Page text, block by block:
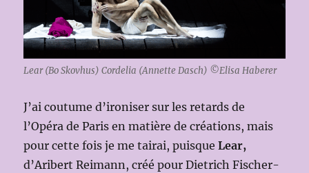
Lear (Bo Skovhus) Cordelia (Annette Dasch) ©Elisa Haberer
J’ai coutume d’ironiser sur les retards de
l’Opéra de Paris en matière de créations, mais
pour cette fois je me tairai, puisqueLear,
d’Aribert Reimann, créé pour Dietrich Fischer-